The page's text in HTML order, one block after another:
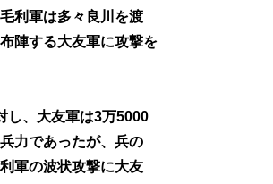
軍は多々良川を渡
する大友軍に攻撃を
、大友軍は3万5000
であったが、兵の
の波状攻撃に大友